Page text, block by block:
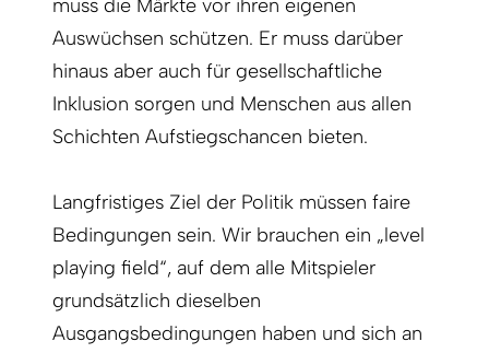
muss die Märkte vor ihren eigenen
Auswüchsen schützen. Er muss darüber
hinaus aber auch für gesellschaftliche
Inklusion sorgen und Menschen aus allen
Schichten Aufstiegschancen bieten.
Langfristiges Ziel der Politik müssen faire
Bedingungen sein. Wir brauchen ein „level
playing field“, auf dem alle Mitspieler
grundsätzlich dieselben
Ausgangsbedingungen haben und sich an